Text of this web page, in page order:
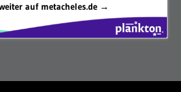
auf metacheles.de →